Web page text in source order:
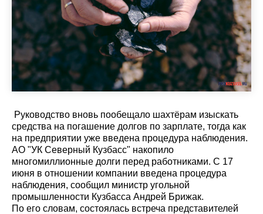
Руководство вновь пообещало шахтёрам изыскать
средства на погашение долгов по зарплате, тогда как
на предприятии уже введена процедура наблюдения.
АО "УК Северный Кузбасс" накопило
многомиллионные долги перед работниками. С 17
июня в отношении компании введена процедура
наблюдения, сообщил министр угольной
промышленности Кузбасса Андрей Брижак.
По его словам, состоялась встреча представителей